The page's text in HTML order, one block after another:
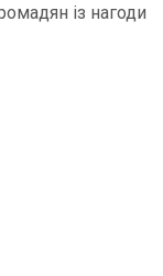
із нагоди